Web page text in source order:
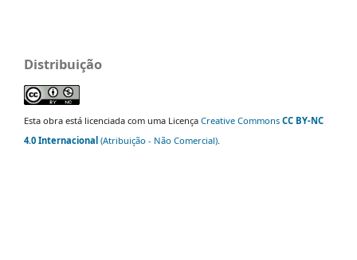
Distribuição
Esta obra está licenciada com uma Licença Creative Commons CC BY-NC
4.0 Internacional (Atribuição - Não Comercial)